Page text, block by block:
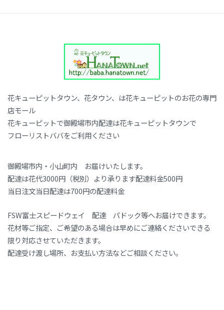
花キューピットタウン、花タウン、は花キューピットのお花の専門
店モール
花キューピットで御殿場市内配達は花キューピットタウンで
フローリストババをご利用ください
御殿場市内・小山町内 お届けいたします。
配達は花代3000円（税別）より承ります配達料金500円
当日注文当日配達は700円の配達料金
FSW富士スピードウェイ 配達 パドック等へお届けできます。
花材等ご指定、ご希望のある場合は早めにご連絡くださいできる
限り対応させていただきます。
配達受け渡し場所、お支払い方法などご相談ください。